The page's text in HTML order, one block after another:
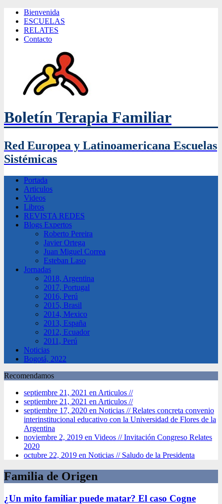
Bienvenida
ESCUELAS
RELATES
Contacto
Boletín Terapia Familiar
Red Europea y Latinoamericana Escuelas
Sistémicas
Portada
Articulos
Videos
Libros
REVISTA REDES
Blogs Expertos
Roberto Pereira
Javier Ortega
Juan Miguel Correa
Esteban Laso
Jornadas
2018, Argentina
2017, Portugal
2016, Perú
2015, Brasil
2014, Mexico
2013, España
2012, Ecuador
2011, Perú
Noticias
Bogotá, 2022
Recomendamos
septiembre 21, 2021 en Articulos //
septiembre 21, 2021 en Articulos //
septiembre 17, 2020 en Noticias //Relates concreta convenio
interinstitucional educativo con la Universidad de Flores de la
Argentina
noviembre 2, 2019 en Videos //Invitación Congreso Relates
2020
octubre 22, 2019 en Noticias // Saludo de la Presidenta
Familia de Origen
¿Un mito familiar puede matar? El caso Cogne